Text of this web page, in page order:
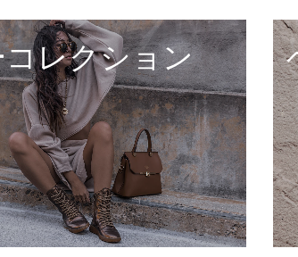
レクション